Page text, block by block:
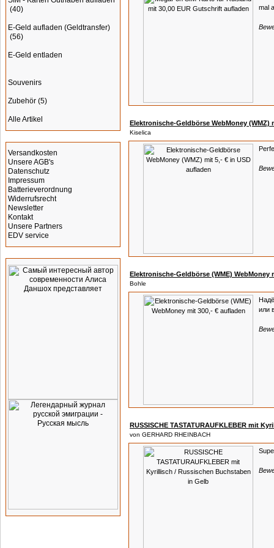
(40)
E-Geld aufladen (Geldtransfer)
(56)
E-Geld entladen
Souvenirs
Zubehör (5)
Alle Artikel
Versandkosten
Unsere AGB's
Datenschutz
Impressum
Batterieverordnung
Widerrufsrecht
Newsletter
Kontakt
Unsere Partners
EDV service
mal
Elektronische-Geldbörse WebMoney (WMZ)
Kiselica
Elektronische-Geldbörse (WME) WebMoney
Bohle
или
RUSSISCHE TASTATURAUFKLEBER mit
von GERHARD RHEINBACH